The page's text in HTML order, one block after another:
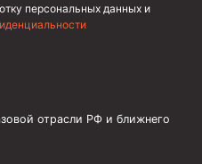
персональных данных и
отрасли РФ и ближнего